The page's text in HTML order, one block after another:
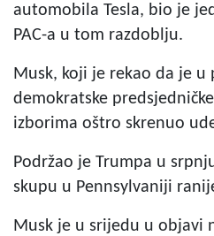
automobila Tesla, bio je
PAC-a u tom razdoblju.
Musk, koji je rekao da je u
demokratske
izborima oštro skrenuo
Podržao je Trumpa u
skupu u Pennsylvaniji
Musk je u srijedu u objavi